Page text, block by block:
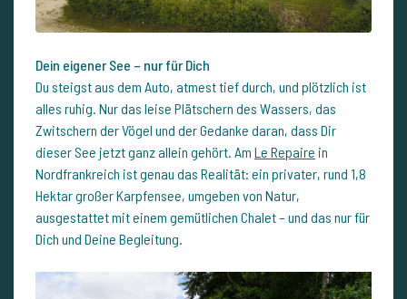
Dein eigener See – nur für Dich
Du steigst aus dem Auto, atmest tief durch, und plötzlich ist
alles ruhig. Nur das leise Plätschern des Wassers, das
Zwitschern der Vögel und der Gedanke daran, dass Dir
dieser See jetzt ganz allein gehört. Am Le Repaire in
Nordfrankreich ist genau das Realität: ein privater, rund 1,8
Hektar großer Karpfensee, umgeben von Natur,
ausgestattet mit einem gemütlichen Chalet – und das nur für
Dich und Deine Begleitung.